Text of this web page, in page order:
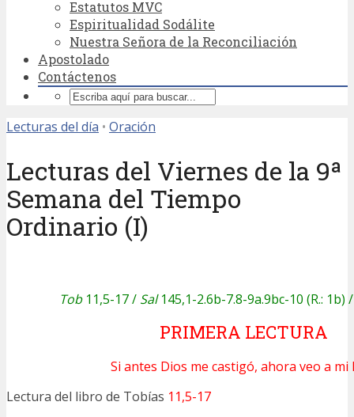
Estatutos MVC
Espiritualidad Sodálite
Nuestra Señora de la Reconciliación
Apostolado
Contáctenos
Lecturas del día • Oración
Lecturas del Viernes de la 9ª
Semana del Tiempo
Ordinario (I)
Tob11,5-17 / Sal145,1-2.6b-7.8-9a.9bc-10 (R.: 1b)
PRIMERA LECTURA
Si antes Dios me castigó, ahora veo a mi
Lectura del libro de Tobías 11,5-17